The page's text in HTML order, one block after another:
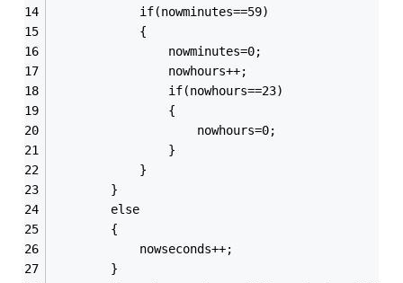
            if(nowminutes==59)
            {
                nowminutes=0;
                nowhours++;
                if(nowhours==23)
                {
                    nowhours=0;
                }
            }
        }
        else
        {
            nowseconds++;
        }